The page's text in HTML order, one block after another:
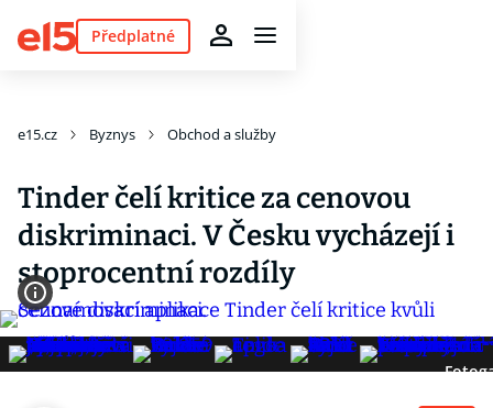
Předplatné
e15.cz Byznys Obchod a služby
Tinder čelí kritice za cenovou
diskriminaci. V Česku vycházejí i
stoprocentní rozdíly